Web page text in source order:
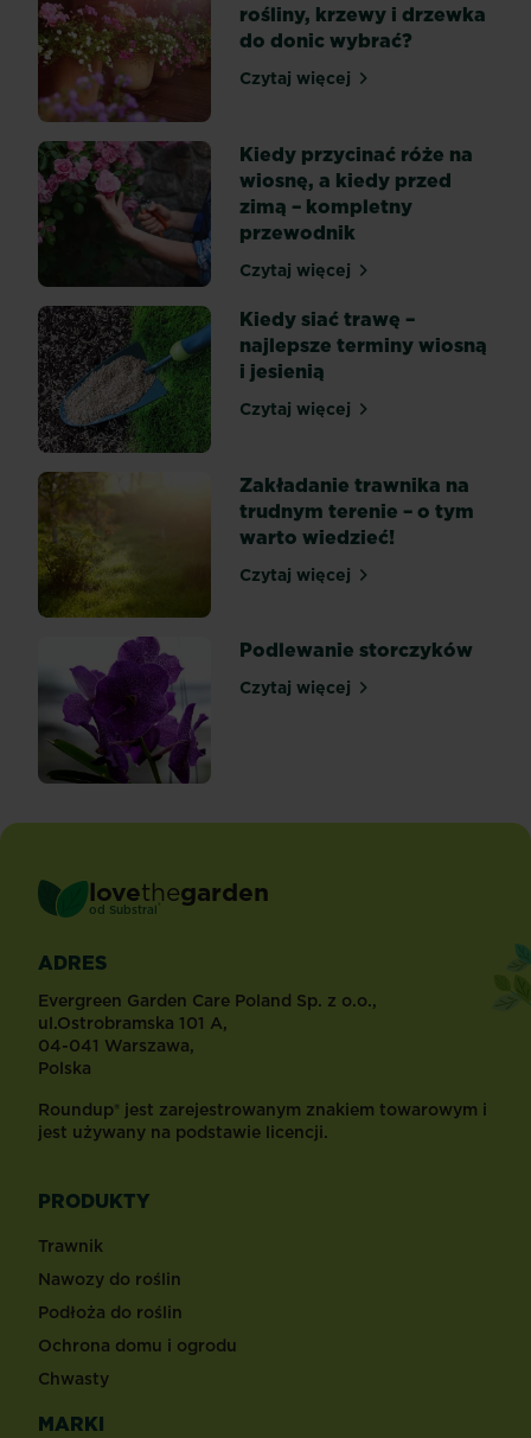
zasypiać
i
walczyć
ze
stresem.
Niektórzy
z
nas
właśnie
leczniczych
właściwości
hodują
lawendę
w
ogrodzie.
Z
kolei...
rośliny, krzewy i drzewka
do donic wybrać?
Czytaj więcejKwiaty na taras – jakie
Kiedy przycinać róże na
wiosnę, a kiedy przed
zimą – kompletny
przewodnik
Czytaj więcejKiedy przycinać róże na
Kiedy siać trawę –
najlepsze terminy wiosną
i jesienią
Czytaj więcejKiedy siać trawę –
Zakładanie trawnika na
trudnym terenie – o tym
warto wiedzieć!
Czytaj więcejZakładanie trawnika na
Podlewanie storczyków
Czytaj więcejPodlewanie storczyków
lovethegarden
od Substral ®
ADRES
Evergreen Garden Care Poland Sp. z o.o.,
ul.Ostrobramska 101 A,
04-041 Warszawa,
Polska
Roundup® jest zarejestrowanym znakiem towarowym i
jest używany na podstawie licencji.
PRODUKTY
Trawnik
Nawozy do roślin
Podłoża do roślin
Ochrona domu i ogrodu
Chwasty
MARKI